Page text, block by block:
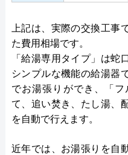
上記は、実際の交換工事
た費用相場です。
「給湯専用タイプ」は蛇
シンプルな機能の給湯器
でお湯張りができ、「
て、追い焚き、たし湯、
を自動で行えます。
近年では、お湯張りを自